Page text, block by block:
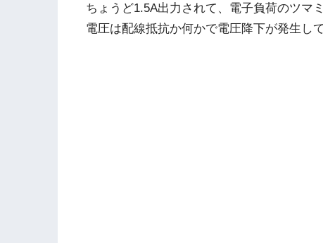
ちょうど1.5A出力されて、電子負荷のツマ
電圧は配線抵抗か何かで電圧降下が発生して